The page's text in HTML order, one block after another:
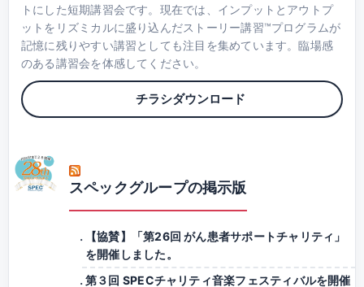
トにした短期講習会です。現在では、インプットとアウトプ
ットをリズミカルに盛り込んだストーリー講習™プログラムが
記憶に残りやすい講習としても注目を集めています。臨場感
のある講習会を体感してください。
チラシダウンロード
スペックグループの掲示版
【協賛】「第26回 がん患者サポートチャリティ」
を開催しました。
第３回 SPECチャリティ音楽フェスティバルを開催